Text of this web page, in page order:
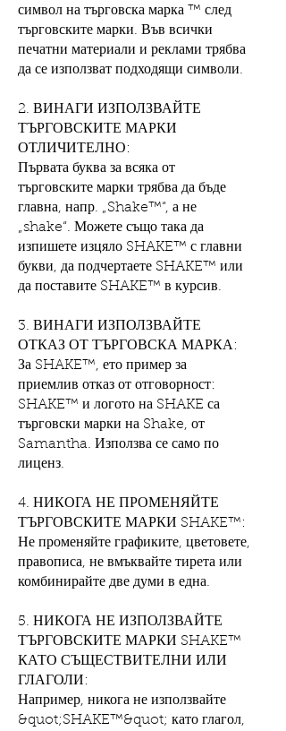
символ на търговска марка ™ след
търговските марки. Във всички
печатни материали и реклами трябва
да се използват подходящи символи.
2. ВИНАГИ ИЗПОЛЗВАЙТЕ
ТЪРГОВСКИТЕ МАРКИ
ОТЛИЧИТЕЛНО:
Първата буква за всяка от
търговските марки трябва да бъде
главна, напр. „Shake™“, а не
„shake“. Можете също така да
изпишете изцяло SHAKE™ с главни
букви, да подчертаете SHAKE™ или
да поставите SHAKE™ в курсив.
3. ВИНАГИ ИЗПОЛЗВАЙТЕ
ОТКАЗ ОТ ТЪРГОВСКА МАРКА:
За SHAKE™, ето пример за
приемлив отказ от отговорност:
SHAKE™ и логото на SHAKE са
търговски марки на Shake, от
Samantha. Използва се само по
лиценз.
4. НИКОГА НЕ ПРОМЕНЯЙТЕ
ТЪРГОВСКИТЕ МАРКИ SHAKE™:
Не променяйте графиките, цветовете,
правописа, не вмъквайте тирета или
комбинирайте две думи в една.
5. НИКОГА НЕ ИЗПОЛЗВАЙТЕ
ТЪРГОВСКИТЕ МАРКИ SHAKE™
КАТО СЪЩЕСТВИТЕЛНИ ИЛИ
ГЛАГОЛИ:
Например, никога не използвайте
&quot;SHAKE™&quot; като глагол,